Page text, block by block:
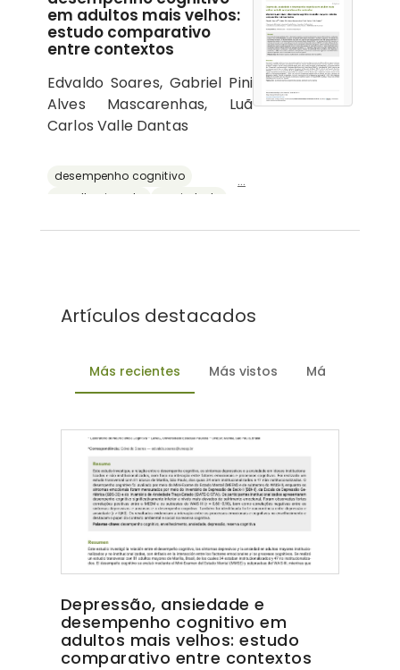
em adultos mais velhos:
estudo comparativo
entre contextos
Edvaldo Soares, Gabriel Pini
Alves Mascarenhas, Luã
Carlos Valle Dantas
desempenho cognitivo
envelhecimento
ansiedade
...
Artículos destacados
Más recientes Más vistos Más
Depressão, ansiedade e
desempenho cognitivo em
adultos mais velhos: estudo
comparativo entre contextos